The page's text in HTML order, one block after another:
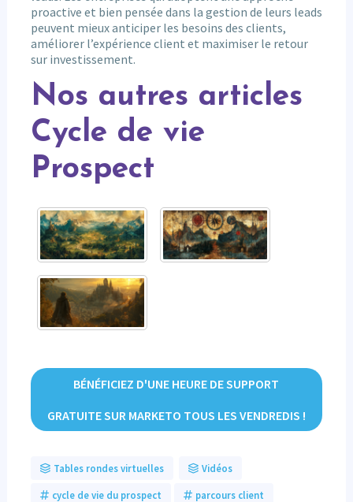
proactive et bien pensée dans la gestion de leurs leads
peuvent mieux anticiper les besoins des clients,
améliorer l’expérience client et maximiser le retour
sur investissement.
Nos autres articles
Cycle de vie
Prospect
BÉNÉFICIEZ D'UNE HEURE DE SUPPORT
GRATUITE SUR MARKETO TOUS LES VENDREDIS !
Tables rondes virtuelles Vidéos
cycle de vie du prospect parcours client